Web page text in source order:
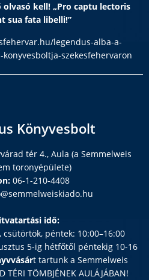
kell! „Pro captu lectoris
sua fata libelli!”
legendus-alba-a-
szekesfehervaron
Könyvesbolt
tér 4., Aula (a Semmelweis
toronyépülete)
06-1-210-4408
idő:
csütörtök, péntek: 10:00–16:00
5-ig hétfőtől péntekig 10-16
t tartunk a Semmelweis
TÉRI TÖMBJÉNEK AULÁJÁBAN!